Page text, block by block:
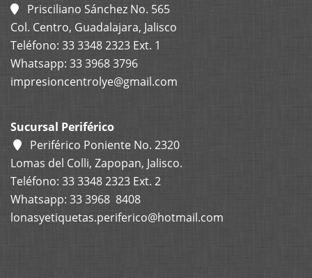
Prisciliano Sánchez No. 565
Col. Centro, Guadalajara, Jalisco
Teléfono: 33 3348 2323 Ext. 1
Whatsapp: 33 3968 3796
impresioncentrolye@gmail.com
Sucursal Periférico
Periférico Poniente No. 2320
Lomas del Colli, Zapopan, Jalisco.
Teléfono: 33 3348 2323 Ext. 2
Whatsapp: 33 3968 8408
lonasyetiquetas.periferico@hotmail.com